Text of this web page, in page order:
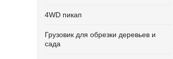
4WD пикап
Грузовик для обрезки деревьев и
сада